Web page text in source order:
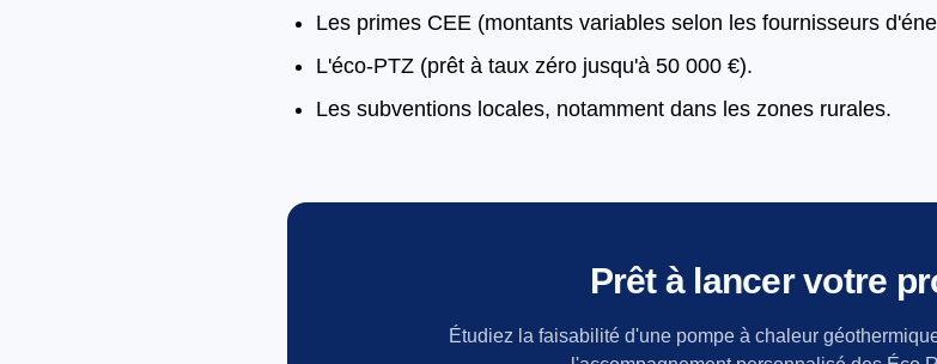
Les primes CEE (montants variables selon les fournisseurs
L'éco-PTZ (prêt à taux zéro jusqu'à 50 000 €).
Les subventions locales, notamment dans les zones rurales.
Prêt à lancer votre
Étudiez la faisabilité d'une pompe à chaleur